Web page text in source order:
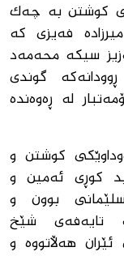
كوشتن بە چەك
فەیزی كە
سیكە محەمەد
گوندی
لە ڕەوەندە
ڕووداوێكی كوشتن و
كوڕی ئەمین و
بوون و
تایەفەی شێخ
هەڵاتووە و